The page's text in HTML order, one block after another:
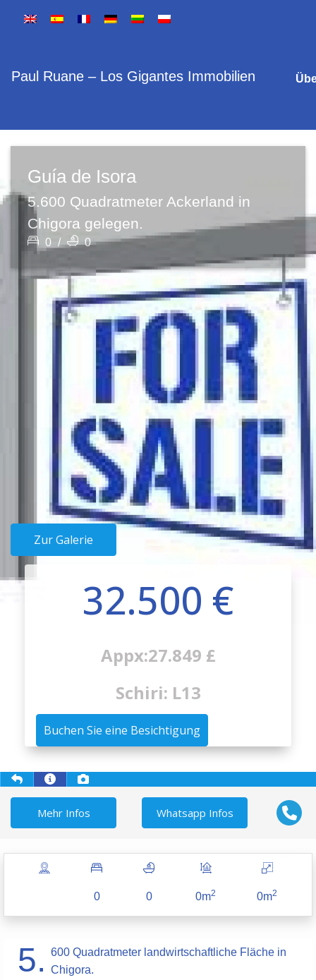
Paul Ruane – Los Gigantes Immobilien
Guía de Isora
5.600 Quadratmeter Ackerland in
Chigora gelegen.
0 / 0
Zur Galerie
32.500 €
Appx:27.849 £
Schiri: L13
Buchen Sie eine Besichtigung
Mehr Infos Whatsapp Infos
0 0 0m2 0m2
5.
600 Quadratmeter landwirtschaftliche Fläche in
Chigora.